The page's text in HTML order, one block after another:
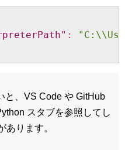
:
と、VS Code や GitHub
スタブを参照してし
あります。